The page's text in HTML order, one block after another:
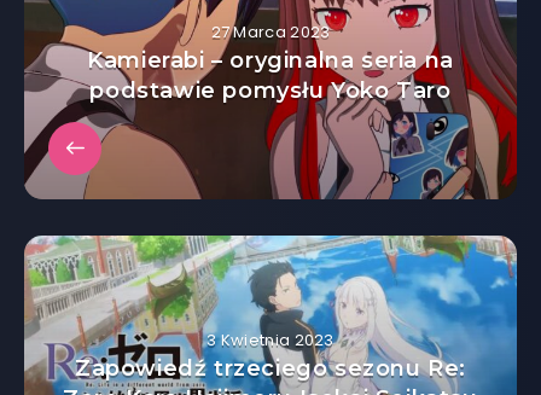
27 Marca 2023
Kamierabi – oryginalna seria na
podstawie pomysłu Yoko Taro
3 Kwietnia 2023
Zapowiedź trzeciego sezonu Re: